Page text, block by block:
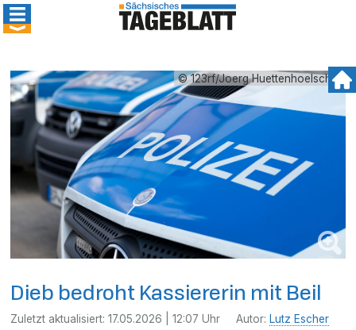
© 123rf/Joerg Huettenhoelscher
Dieb bedroht Kassiererin mit Beil
Zuletzt aktualisiert:17.05.2026 | 12:07 Uhr Autor: Lutz Escher